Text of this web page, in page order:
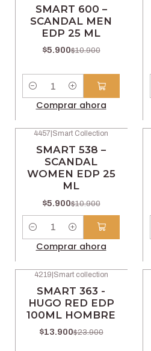
SMART 600 –
SCANDAL MEN
EDP 25 ML
$5.900$10.900
Comprar ahora
4457 Smart Collection
SMART 538 –
SCANDAL
WOMEN EDP 25
ML
$5.900$10.900
Cantidad
Comprar ahora
4219|Smart collection
SMART 363 -
HUGO RED EDP
100ML HOMBRE
$13.900$23.900